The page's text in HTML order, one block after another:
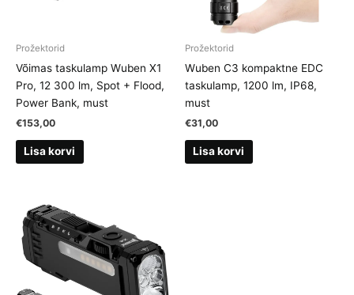
Prožektorid
Võimas taskulamp Wuben X1
Pro, 12 300 lm, Spot + Flood,
Power Bank, must
€153,00
Lisa korvi
Prožektorid
Wuben C3 kompaktne EDC
taskulamp, 1200 lm, IP68,
must
€31,00
Lisa korvi